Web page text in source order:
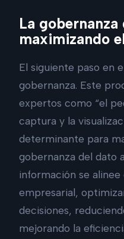
La
maximizando
El siguiente paso en
gobernanza. Este
expertos como “el
captura y la
determinante para
gobernanza del dato
información se
empresarial,
decisiones,
mejorando la